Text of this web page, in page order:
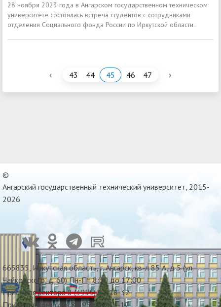
28 ноября 2023 года в Ангарском государственном техническом
университете состоялась встреча студентов с сотрудниками
отделения Социального фонда России по Иркутской области.
‹ 43 44 45 46 47 ›
©
Ангарский государственный технический университет, 2015-
2026
665835, Иркутская область, г. Ангарск, кв-л 85 А, д 5 (ул.
Чайковского, д. 60) Пн-Пт 8:30 до 17:00
Приемная ректора 8 (3955) 67-18-32
Приемная комиссия 8(3955)67-34-17